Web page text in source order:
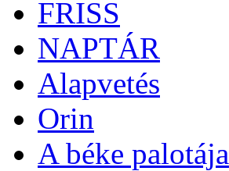
FRISS
NAPTÁR
Alapvetés
Orin
A béke palotája